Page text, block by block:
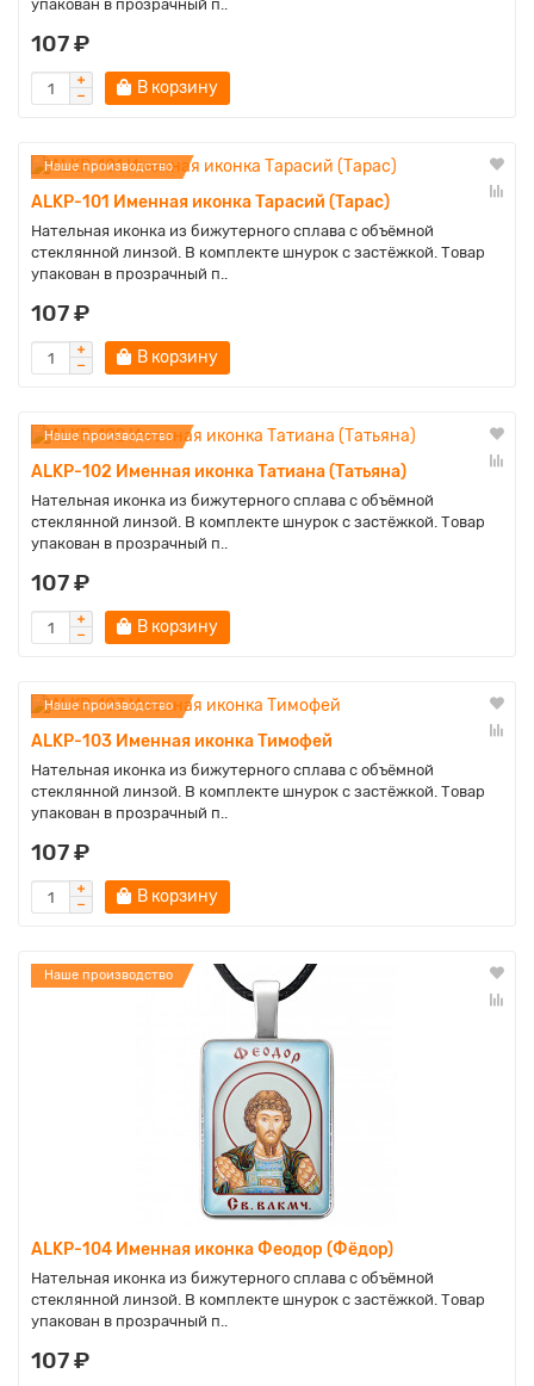
упакован в прозрачный п..
107 ₽
В корзину
Наше производство
ALKP-101 Именная иконка Тарасий (Тарас)
Нательная иконка из бижутерного сплава с объёмной
стеклянной линзой. В комплекте шнурок с застёжкой. Товар
упакован в прозрачный п..
107 ₽
В корзину
Наше производство
ALKP-102 Именная иконка Татиана (Татьяна)
Нательная иконка из бижутерного сплава с объёмной
стеклянной линзой. В комплекте шнурок с застёжкой. Товар
упакован в прозрачный п..
107 ₽
В корзину
Наше производство
ALKP-103 Именная иконка Тимофей
Нательная иконка из бижутерного сплава с объёмной
стеклянной линзой. В комплекте шнурок с застёжкой. Товар
упакован в прозрачный п..
107 ₽
В корзину
Наше производство
ALKP-104 Именная иконка Феодор (Фёдoр)
Нательная иконка из бижутерного сплава с объёмной
стеклянной линзой. В комплекте шнурок с застёжкой. Товар
упакован в прозрачный п..
107 ₽